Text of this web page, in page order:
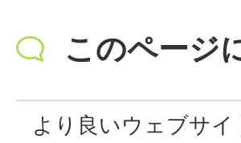
このページ
より良いウェブサ